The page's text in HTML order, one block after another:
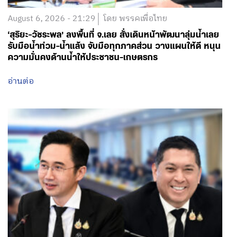
August 6, 2026 - 21:29 โดย พรรคเพื่อไทย
‘สุริยะ-วัชระพล’ ลงพื้นที่ จ.เลย สั่งเดินหน้าพัฒนาลุ่มน้ำเลย
รับมือน้ำท่วม-น้ำแล้ง จับมือทุกภาคส่วน วางแผนให้ดี หนุน
ความมั่นคงด้านน้ำให้ประชาชน-เกษตรกร
อ่านต่อ